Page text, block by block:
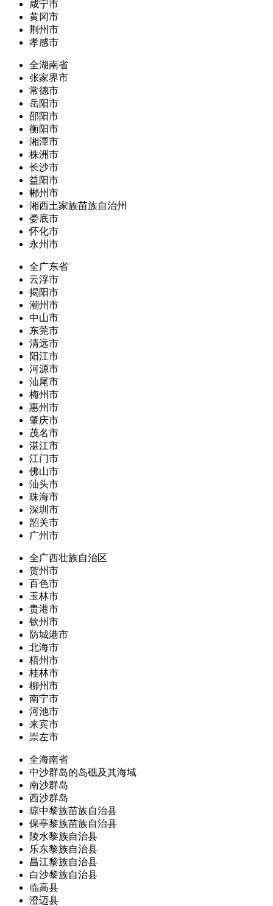
咸宁市
黄冈市
荆州市
孝感市
全湖南省
张家界市
常德市
岳阳市
邵阳市
衡阳市
湘潭市
株洲市
长沙市
益阳市
郴州市
湘西土家族苗族自治州
娄底市
怀化市
永州市
全广东省
云浮市
揭阳市
潮州市
中山市
东莞市
清远市
阳江市
河源市
汕尾市
梅州市
惠州市
肇庆市
茂名市
湛江市
江门市
佛山市
汕头市
珠海市
深圳市
韶关市
广州市
全广西壮族自治区
贺州市
百色市
玉林市
贵港市
钦州市
防城港市
北海市
梧州市
桂林市
柳州市
南宁市
河池市
来宾市
崇左市
全海南省
中沙群岛的岛礁及其海域
南沙群岛
西沙群岛
琼中黎族苗族自治县
保亭黎族苗族自治县
陵水黎族自治县
乐东黎族自治县
昌江黎族自治县
白沙黎族自治县
临高县
澄迈县